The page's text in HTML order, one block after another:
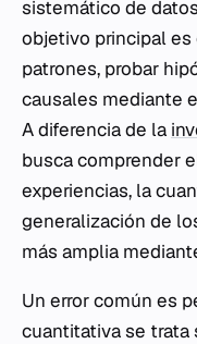
sistemático de
objetivo principal
patrones, probar
causales mediante
A diferencia de la
busca comprender
experiencias, la
generalización de
más amplia
Un error común es
cuantitativa se trata